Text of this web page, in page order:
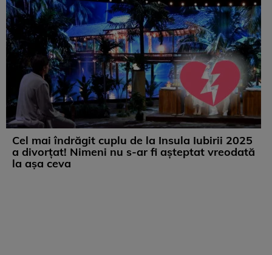
Cel mai îndrăgit cuplu de la Insula Iubirii 2025
a divorțat! Nimeni nu s-ar fi așteptat vreodată
la așa ceva